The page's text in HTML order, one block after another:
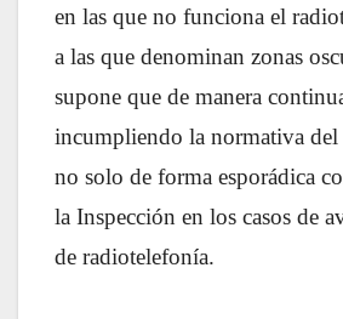
en las que no funciona el
a las que denominan zonas
supone que de manera
incumpliendo la normativa
no solo de forma esporádica
la Inspección en los casos de
de radiotelefonía.